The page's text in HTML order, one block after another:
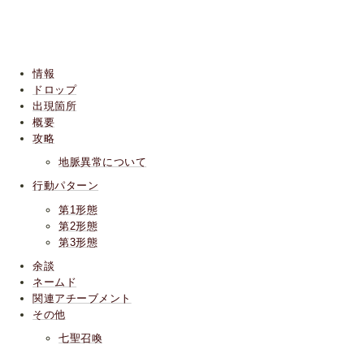
情報
ドロップ
出現箇所
概要
攻略
地脈異常について
行動パターン
第1形態
第2形態
第3形態
余談
ネームド
関連アチーブメント
その他
七聖召喚